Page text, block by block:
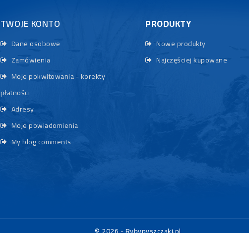
TWOJE KONTO
Dane osobowe
Zamówienia
Moje pokwitowania - korekty
płatności
Adresy
Moje powiadomienia
My blog comments
PRODUKTY
Nowe produkty
Najczęściej kupowane